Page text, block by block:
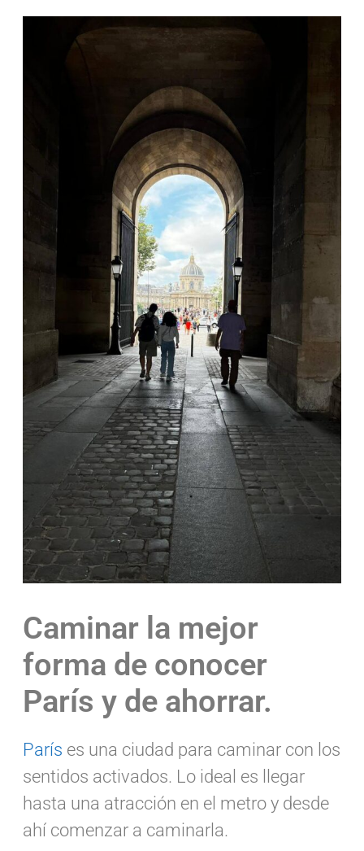
Caminar la mejor
forma de conocer
París y de ahorrar.
París es una ciudad para caminar con los
sentidos activados. Lo ideal es llegar
hasta una atracción en el metro y desde
ahí comenzar a caminarla.